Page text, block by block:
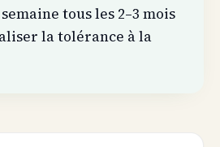
semaine tous les 2–3 mois
la tolérance à la